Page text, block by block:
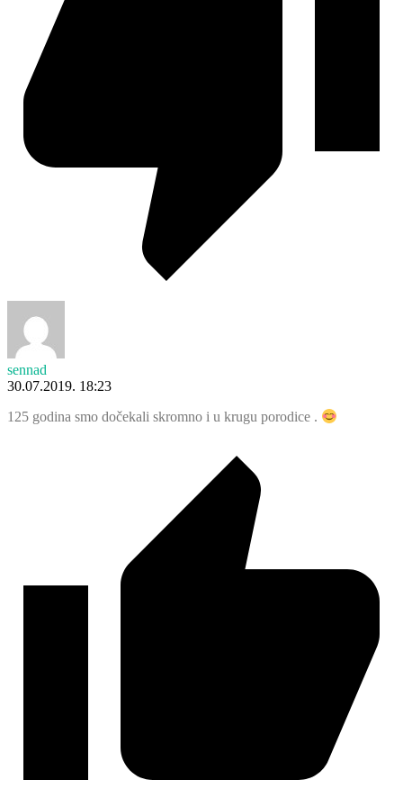
sennad
30.07.2019. 18:23
125 godina smo dočekali skromno i u krugu porodice .